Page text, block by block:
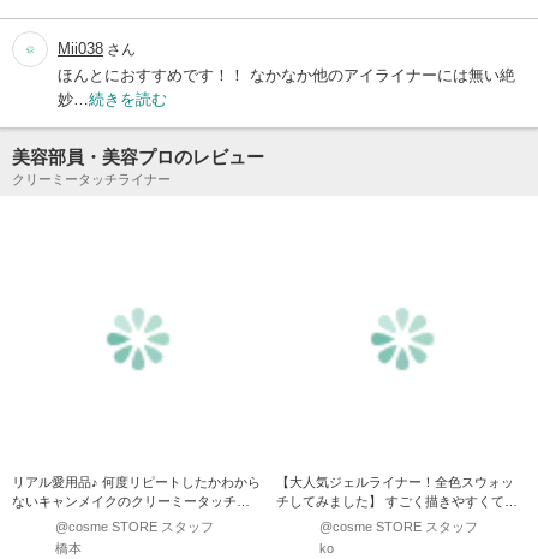
Mii038 さん
ほんとにおすすめです！！ なかなか他のアイライナーには無い絶
妙… 続きを読む
美容部員・美容プロのレビュー
クリーミータッチライナー
リアル愛用品♪ 何度リピートしたかわから
ないキャンメイクのクリーミータッチラ
イナー全色スウォッチ★…
@cosme STORE スタッフ
橋本
【大人気ジェルライナー！全色スウォッ
チしてみました】 すごく描きやすくて、
スラスラ〜と描けちゃい…
@cosme STORE スタッフ
ko